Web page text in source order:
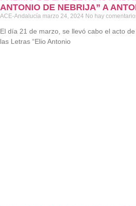
ANTONIO DE NEBRIJA” A
ACE-Andalucía marzo 24, 2024 No hay
El día 21 de marzo, se llevó cabo el acto
las Letras “Elio Antonio